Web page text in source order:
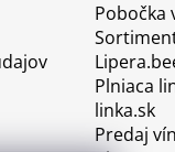
Pobočka
Plniaca
linka.sk
Predaj